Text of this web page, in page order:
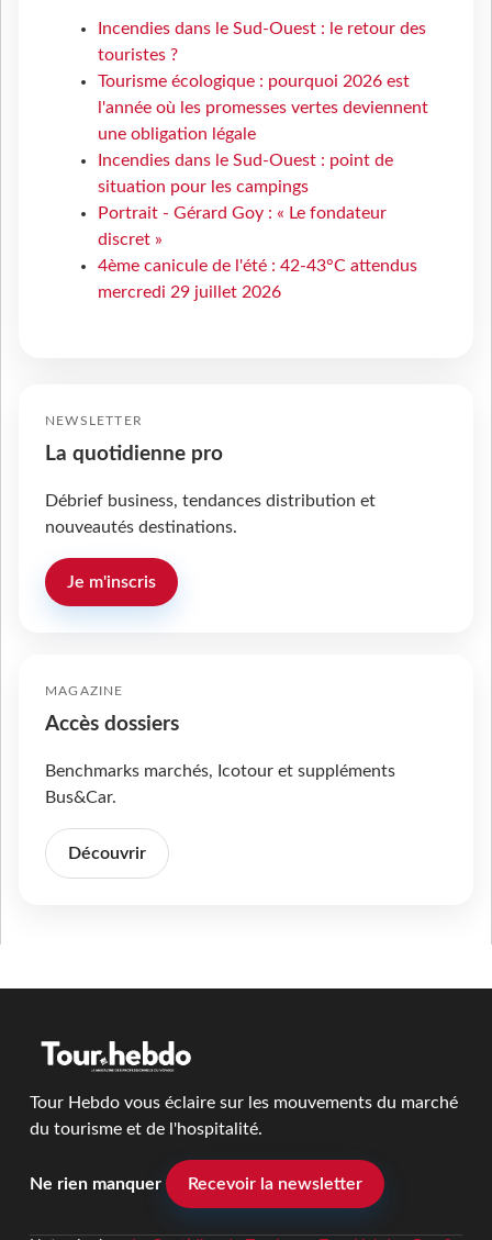
Incendies dans le Sud-Ouest : le retour des
touristes ?
Tourisme écologique : pourquoi 2026 est
l'année où les promesses vertes deviennent
une obligation légale
Incendies dans le Sud-Ouest : point de
situation pour les campings
Portrait - Gérard Goy : « Le fondateur
discret »
4ème canicule de l'été : 42-43°C attendus
mercredi 29 juillet 2026
NEWSLETTER
La quotidienne pro
Débrief business, tendances distribution et
nouveautés destinations.
Je m'inscris
MAGAZINE
Accès dossiers
Benchmarks marchés, Icotour et suppléments
Bus&Car.
Découvrir
Tour Hebdo vous éclaire sur les mouvements du marché
du tourisme et de l'hospitalité.
Ne rien manquer Recevoir la newsletter